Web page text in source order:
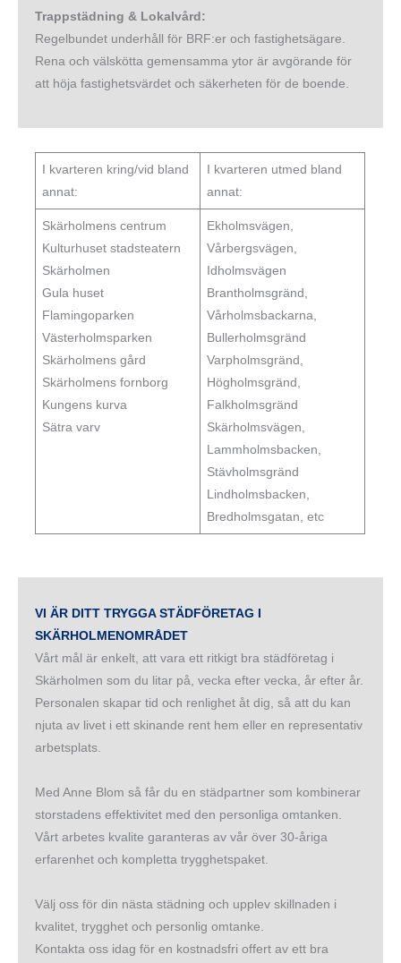
Trappstädning & Lokalvård:
Regelbundet underhåll för BRF:er och fastighetsägare.
Rena och välskötta gemensamma ytor är avgörande för
att höja fastighetsvärdet och säkerheten för de boende.
I kvarteren kring/vid bland
annat:
I kvarteren utmed bland
annat:
Skärholmens centrum
Kulturhuset stadsteatern
Skärholmen
Gula huset
Flamingoparken
Västerholmsparken
Skärholmens gård
Skärholmens fornborg
Kungens kurva
Sätra varv
Ekholmsvägen,
Vårbergsvägen,
Idholmsvägen
Brantholmsgränd,
Vårholmsbackarna,
Bullerholmsgränd
Varpholmsgränd,
Högholmsgränd,
Falkholmsgränd
Skärholmsvägen,
Lammholmsbacken,
Stävholmsgränd
Lindholmsbacken,
Bredholmsgatan, etc
VI ÄR DITT TRYGGA STÄDFÖRETAG I
SKÄRHOLMENOMRÅDET
Vårt mål är enkelt, att vara ett ritkigt bra städföretag i
Skärholmen som du litar på, vecka efter vecka, år efter år.
Personalen skapar tid och renlighet åt dig, så att du kan
njuta av livet i ett skinande rent hem eller en representativ
arbetsplats.
Med Anne Blom så får du en städpartner som kombinerar
storstadens effektivitet med den personliga omtanken.
Vårt arbetes kvalite garanteras av vår över 30-åriga
erfarenhet och kompletta trygghetspaket.
Välj oss för din nästa städning och upplev skillnaden i
kvalitet, trygghet och personlig omtanke.
Kontakta oss idag för en kostnadsfri offert av ett bra